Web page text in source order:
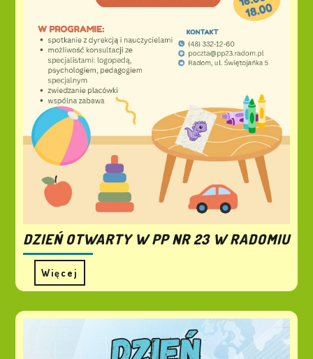
DZIEŃ OTWARTY W PP NR 23 W RADOMIU
Więcej